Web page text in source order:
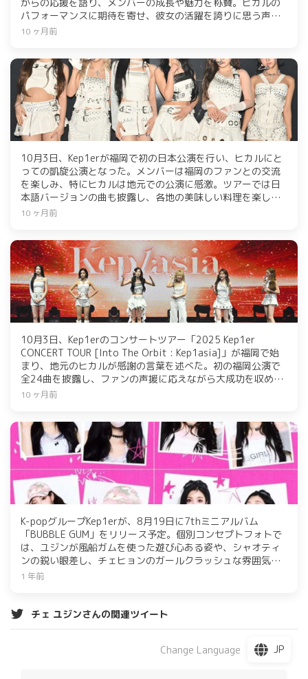
パフォーマンスに期待を寄せ、彼女の活躍を誇りに思う声が
多く聞かれた。公演は大成功に終わり、今後のツアーにも期
10 ヶ月前
10月3日、Kep1erが福岡で初の日本公演を行い、ヒカルにと
っての凱旋公演となった。メンバーは福岡のファンとの交流
を楽しみ、特にヒカルは地元での公演に感激。ツアーでは日
本語バージョンの曲も披露し、各地の美味しい料理を楽しむ
ことを期待している。公演はファンにとっても特別な思い出
10 ヶ月前
10月3日、Kep1erのコンサートツアー「2025 Kep1er
CONCERT TOUR [Into The Orbit : Kep1asia]」が福岡で始
まり、地元のヒカルが感謝の言葉を述べた。初の福岡公演で
全24曲を披露し、ファンの声援に応えながら大成功を収め
た。今後は東京や京都でも公演予定で、メンバーは成長した
10 ヶ月前
K-popグループKep1erが、8月19日に7thミニアルバム
「BUBBLE GUM」をリリース予定。個別コンセプトフォトで
は、ユジンが風船ガムを使った遊び心ある姿や、シャオティ
ンの鋭い眼差し、チェヒョンのガールクラッシュな雰囲気な
ど、メンバーの多彩な魅力が披露されている。約9ヶ月ぶりの
1 年前
チェ ユジンさんの関連ツイート
Change Language JP